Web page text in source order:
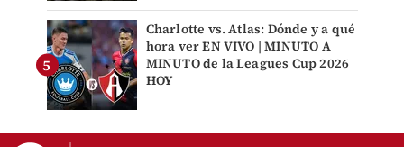
Charlotte vs. Atlas: Dónde y a qué
hora ver EN VIVO | MINUTO A
MINUTO de la Leagues Cup 2026
HOY